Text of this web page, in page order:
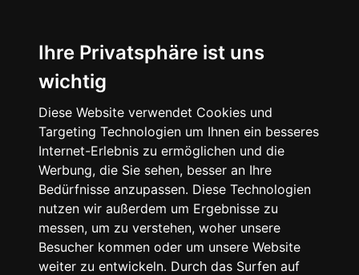
Ihre Privatsphäre ist uns
wichtig
Diese Website verwendet Cookies und
Targeting Technologien um Ihnen ein besseres
Internet-Erlebnis zu ermöglichen und die
Werbung, die Sie sehen, besser an Ihre
Bedürfnisse anzupassen. Diese Technologien
nutzen wir außerdem um Ergebnisse zu
messen, um zu verstehen, woher unsere
Besucher kommen oder um unsere Website
weiter zu entwickeln. Durch das Surfen auf